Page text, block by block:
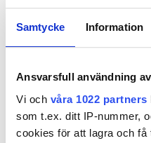
Samtycke Information
Ansvarsfull användning
Vi och våra 1022 partners
som t.ex. ditt IP-nummer,
cookies för att lagra och få
Prenumerera på vårt
och bevakningar rakt